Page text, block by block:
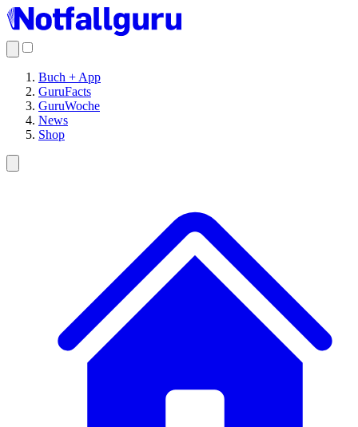
Buch + App
GuruFacts
GuruWoche
News
Shop